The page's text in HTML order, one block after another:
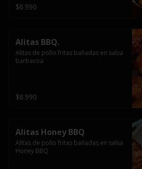
$6.990
Alitas BBQ.
Alitas de pollo fritas bañadas en salsa
barbacoa
$8.990
Alitas Honey BBQ
Alitas de pollo fritas bañadas en salsa
Honey BBQ